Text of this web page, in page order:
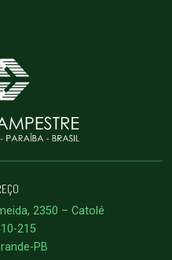
2350 – Catolé
215
PB